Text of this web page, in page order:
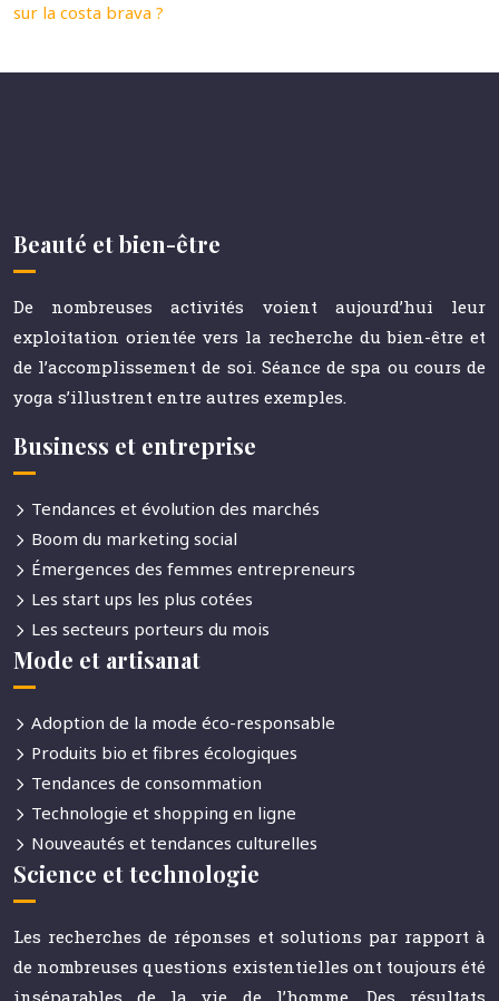
sur la costa brava ?
Beauté et bien-être
De nombreuses activités voient aujourd’hui leur
exploitation orientée vers la recherche du bien-être et
de l’accomplissement de soi. Séance de spa ou cours de
yoga s’illustrent entre autres exemples.
Business et entreprise
Tendances et évolution des marchés
Boom du marketing social
Émergences des femmes entrepreneurs
Les start ups les plus cotées
Les secteurs porteurs du mois
Mode et artisanat
Adoption de la mode éco-responsable
Produits bio et fibres écologiques
Tendances de consommation
Technologie et shopping en ligne
Nouveautés et tendances culturelles
Science et technologie
Les recherches de réponses et solutions par rapport à
de nombreuses questions existentielles ont toujours été
inséparables de la vie de l’homme. Des résultats